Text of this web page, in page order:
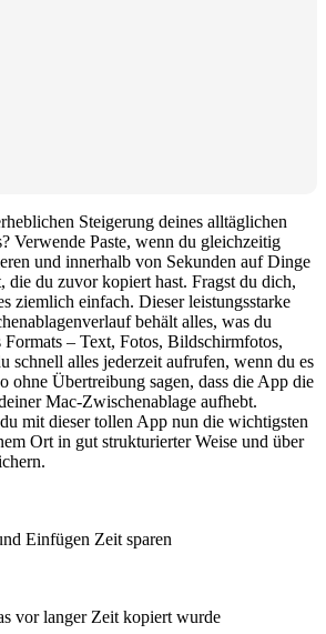
Steigerung deines alltäglichen
Verwende Paste, wenn du gleichzeitig
und innerhalb von Sekunden auf Dinge
die du zuvor kopiert hast. Fragst du dich,
ziemlich einfach. Dieser leistungsstarke
behält alles, was du
Formats – Text, Fotos, Bildschirmfotos,
schnell alles jederzeit aufrufen, wenn du es
ohne Übertreibung sagen, dass die App die
Mac-Zwischenablage aufhebt.
mit dieser tollen App nun die wichtigsten
Ort in gut strukturierter Weise und über
Einfügen Zeit sparen
vor langer Zeit kopiert wurde